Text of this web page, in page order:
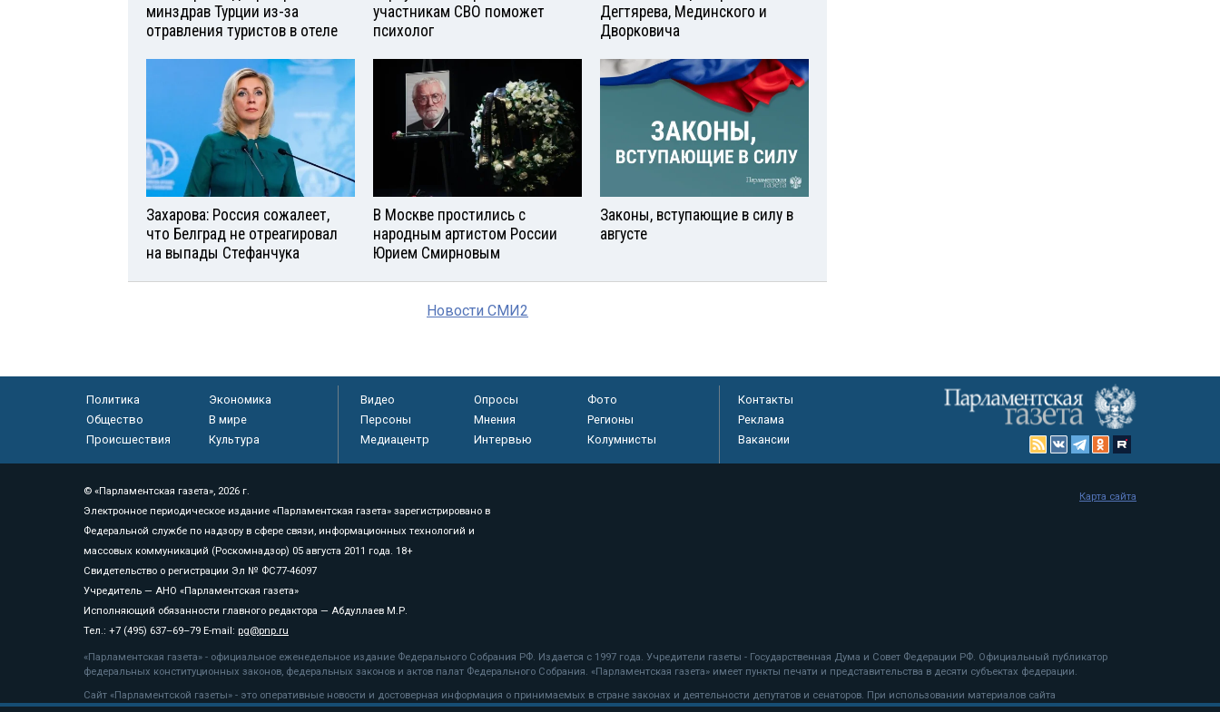
минздрав Турции из-за
отравления туристов в отеле
участникам СВО поможет
психолог
Дегтярева, Мединского и
Дворковича
Захарова: Россия сожалеет,
что Белград не отреагировал
на выпады Стефанчука
В Москве простились с
народным артистом России
Юрием Смирновым
Законы, вступающие в силу в
августе
Новости СМИ2
Политика
Экономика
Общество
В мире
Происшествия
Культура
Видео Опросы
Фото
Персоны
Мнения
Регионы
Медиацентр
Интервью Колумнисты
Контакты
Реклама
Вакансии
© «Парламентская газета», 2026 г.
Электронное периодическое издание «Парламентская газета» зарегистрировано в
Федеральной службе по надзору в сфере связи, информационных технологий и
массовых коммуникаций (Роскомнадзор) 05 августа 2011 года. 18+
Свидетельство о регистрации Эл № ФС77-46097
Учредитель — АНО «Парламентская газета»
Исполняющий обязанности главного редактора — Абдуллаев М.Р.
Тел.: +7 (495) 637–69–79 E-mail: pg@pnp.ru
«Парламентская газета» - официальное еженедельное издание Федерального Собрания РФ. Издается с 1997 года. Учредители газеты - Государственная Дума и Совет Федерации РФ. Официальный публикатор
федеральных конституционных законов, федеральных законов и актов палат Федерального Собрания. «Парламентская газета» имеет пункты печати и представительства в десяти субъектах федерации.
Сайт «Парламентской газеты» - это оперативные новости и достоверная информация о принимаемых в стране законах и деятельности депутатов и сенаторов. При использовании материалов сайта
Карта сайта